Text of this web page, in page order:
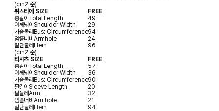
(cm기준)
뷔스티에 SIZE
FREE
총길이 Total Length
49
어깨넓이 Shoulder Width
29
가슴둘레 Bust Circumference94
암홀너비 Armhole
24
밑단둘레 Hem
96
(cm기준)
티셔츠 SIZE
FREE
총길이 Total Length
57
어깨넓이 Shoulder Width
36
가슴둘레 Bust Circumference90
팔길이 Sleeve Length
20
팔둘레 Arm
32
암홀너비 Armhole
21
밑단둘레 Hem
94